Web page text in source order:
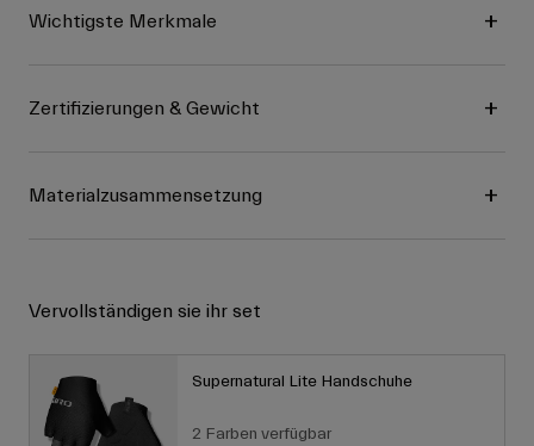
Wichtigste Merkmale
Zertifizierungen & Gewicht
Materialzusammensetzung
Vervollständigen sie ihr set
Supernatural Lite Handschuhe
2 Farben verfügbar